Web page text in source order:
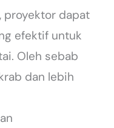
proyektor dapat
efektif untuk
Oleh sebab
dan lebih